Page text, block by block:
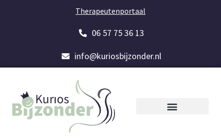
Therapeutenportaal
06 57 75 36 13
info@kuriosbijzonder.nl